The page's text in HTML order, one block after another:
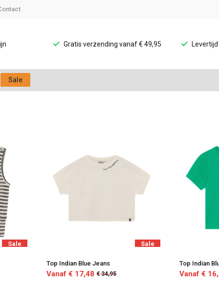
Gratis verzending vanaf € 49,95
Sale
Sale Sale
Top Indian Blue Jeans
Vanaf € 17,48 € 34,95
Top Indian
Vanaf €